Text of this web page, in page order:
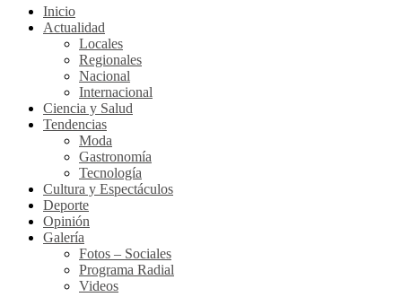
Inicio
Actualidad
Locales
Regionales
Nacional
Internacional
Ciencia y Salud
Tendencias
Moda
Gastronomía
Tecnología
Cultura y Espectáculos
Deporte
Opinión
Galería
Fotos – Sociales
Programa Radial
Videos